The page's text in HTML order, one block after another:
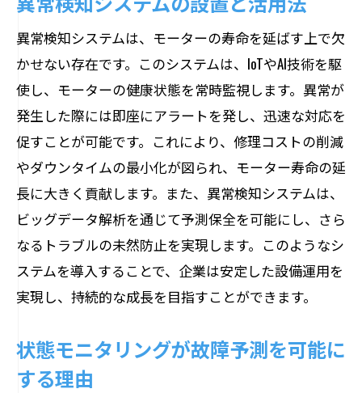
異常検知システムは、モーターの寿命を延ばす上で欠
かせない存在です。このシステムは、IoTやAI技術を駆
使し、モーターの健康状態を常時監視します。異常が
発生した際には即座にアラートを発し、迅速な対応を
促すことが可能です。これにより、修理コストの削減
やダウンタイムの最小化が図られ、モーター寿命の延
長に大きく貢献します。また、異常検知システムは、
ビッグデータ解析を通じて予測保全を可能にし、さら
なるトラブルの未然防止を実現します。このようなシ
ステムを導入することで、企業は安定した設備運用を
実現し、持続的な成長を目指すことができます。
状態モニタリングが故障予測を可能に
する理由